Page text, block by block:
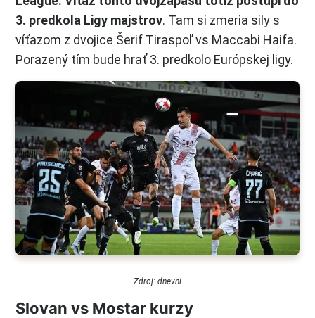
3. predkola Ligy majstrov. Tam si zmeria sily s
víťazom z dvojice Šerif Tiraspoľ vs Maccabi Haifa.
Porazený tím bude hrať 3. predkolo Európskej ligy.
Zdroj: dnevni
Slovan vs Mostar kurzy